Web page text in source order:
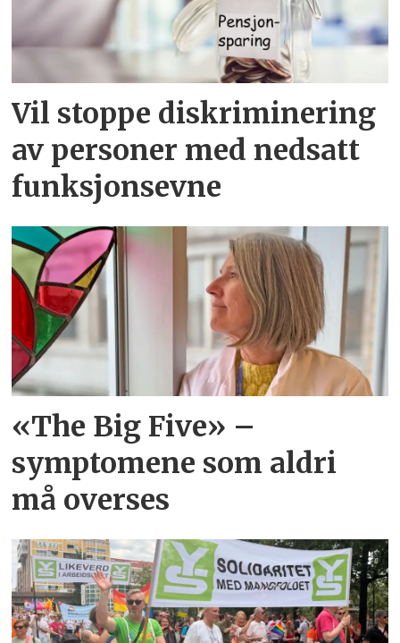
Vil stoppe diskriminering
av personer med nedsatt
funksjonsevne
«The Big Five» –
symptomene som aldri
må overses